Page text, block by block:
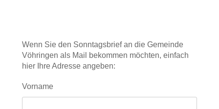
Wenn Sie den Sonntagsbrief an die Gemeinde
Vöhringen als Mail bekommen möchten, einfach
hier Ihre Adresse angeben:
Vorname